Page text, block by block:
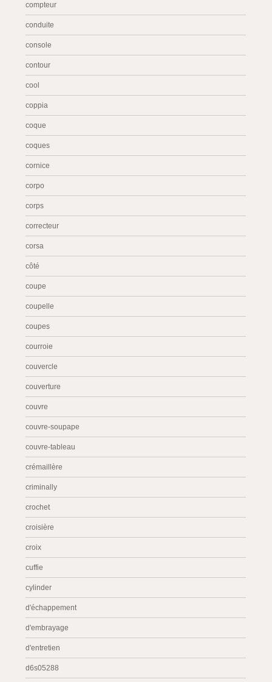
compteur
conduite
console
contour
cool
coppia
coque
coques
cornice
corpo
corps
correcteur
corsa
côté
coupe
coupelle
coupes
courroie
couvercle
couverture
couvre
couvre-soupape
couvre-tableau
crémaillère
criminally
crochet
croisière
croix
cuffie
cylinder
d'échappement
d'embrayage
d'entretien
d6s05288